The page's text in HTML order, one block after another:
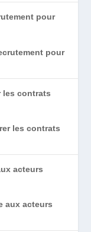
pour
les contrats
acteurs